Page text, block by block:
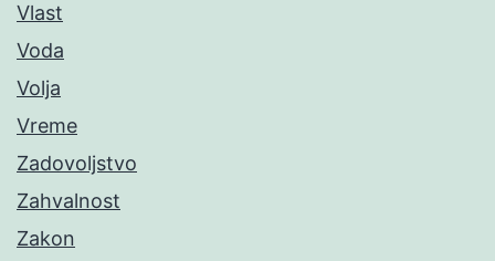
Vlast
Voda
Volja
Vreme
Zadovoljstvo
Zahvalnost
Zakon